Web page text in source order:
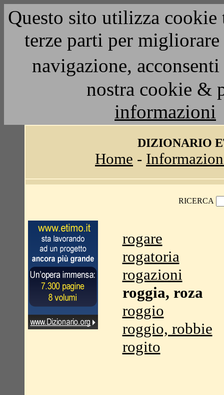
Questo sito utilizza
terze parti per
navigazione,
nostra cookie &
informazioni
DIZIONARIO
Home -
RICERCA
rogare
rogatoria
rogazioni
roggia, roza
roggio
roggio, robbie
rogito